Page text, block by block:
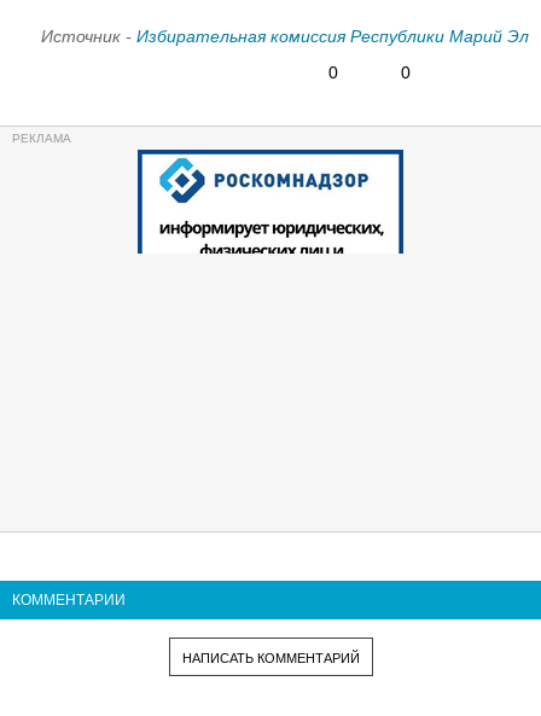
Источник - Избирательная комиссия Республики Марий Эл
0
0
КОММЕНТАРИИ
НАПИСАТЬ КОММЕНТАРИЙ